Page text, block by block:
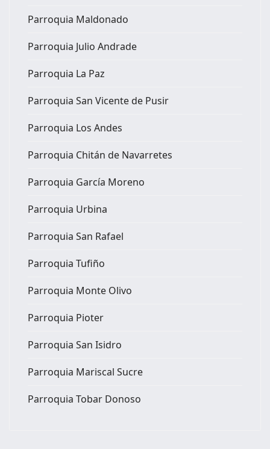
Parroquia Maldonado
Parroquia Julio Andrade
Parroquia La Paz
Parroquia San Vicente de Pusir
Parroquia Los Andes
Parroquia Chitán de Navarretes
Parroquia García Moreno
Parroquia Urbina
Parroquia San Rafael
Parroquia Tufiño
Parroquia Monte Olivo
Parroquia Pioter
Parroquia San Isidro
Parroquia Mariscal Sucre
Parroquia Tobar Donoso